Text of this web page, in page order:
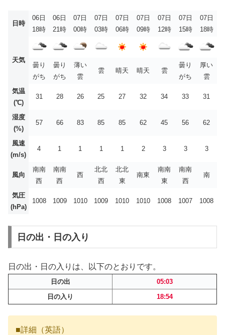
日時
06日
18時
06日
21時
07日
00時
07日
03時
07日
06時
07日
09時
07日
12時
07日
15時
07日
18時
天気
曇り
がち
曇り
がち
薄い
雲
雲 晴天 晴天 雲
曇り
がち
厚い
雲
気温
(℃)
31 28 26 25 27 32 34 33 31
湿度
(%)
57 66 83 85 85 62 45 56 62
風速
(m/s)
4 1 1 1 1 2 3 3 3
風向
南南
西
南南
西
西
北北
西
北北
東
南東
南南
東
南南
西
南
気圧
(hPa)
1008 1009 1010 1009 1010 1010 1008 1007 1008
日の出・日の入り
日の出・日の入りは、以下のとおりです。
日の出
05:03
日の入り
18:54
■詳細（英語）